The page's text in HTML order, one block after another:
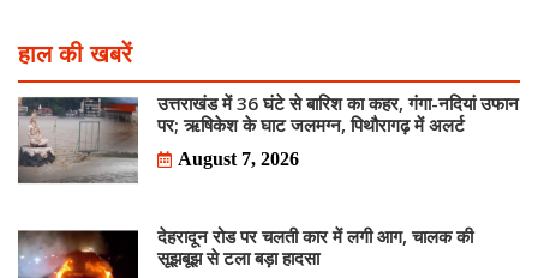
हाल की खबरें
उत्तराखंड में 36 घंटे से बारिश का कहर, गंगा-नदियां उफान
पर; ऋषिकेश के घाट जलमग्न, पिथौरागढ़ में अलर्ट
August 7, 2026
देहरादून रोड पर चलती कार में लगी आग, चालक की
सूझबूझ से टला बड़ा हादसा